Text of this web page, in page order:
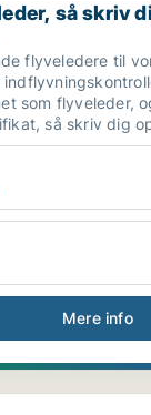
så skriv
flyveledere til
som flyveleder,
så skriv dig
Mere info
Forsknings-,